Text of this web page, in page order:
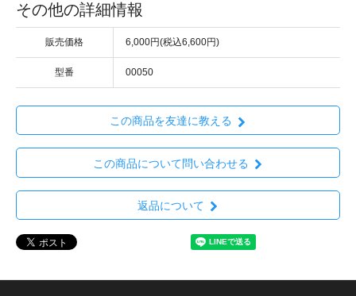
その他の詳細情報
販売価格 6,000円(税込6,600円)
型番 00050
この商品を友達に教える
この商品について問い合わせる
返品について